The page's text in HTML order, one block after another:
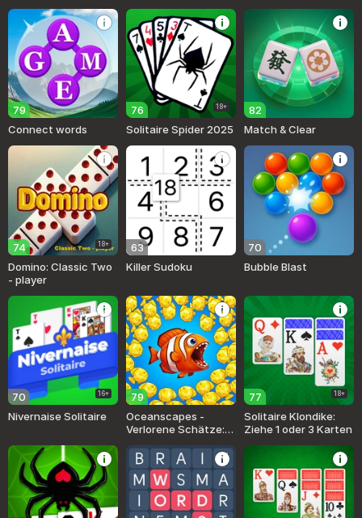
79
Connect words
76 18+
Solitaire Spider 2025
82
Match & Clear
74 18+
Domino: Classic Two
- player
63
Killer Sudoku
70
Bubble Blast
70 16+
Nivernaise Solitaire
79
Oceanscapes -
Verlorene Schätze:
77 18+
Solitaire Klondike:
Ziehe 1 oder 3 Karten